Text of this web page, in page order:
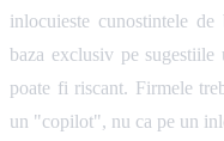
inlocuieste cunostintele
baza exclusiv pe
poate fi riscant. Firmele
un "copilot", nu ca pe un